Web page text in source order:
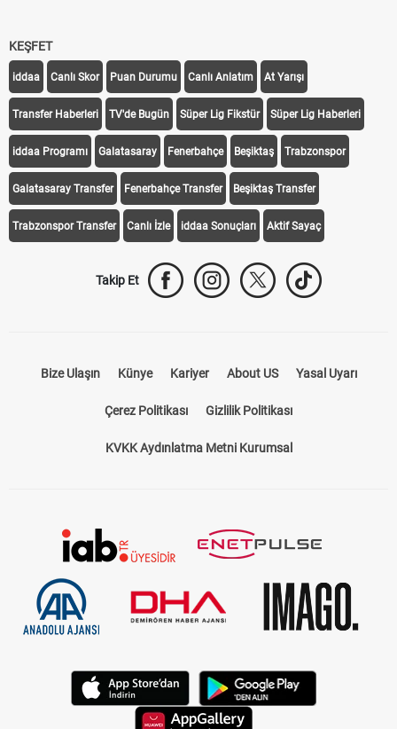
KEŞFET
iddaa Canlı Skor Puan Durumu Canlı Anlatım At Yarışı
Transfer Haberleri TV'de Bugün Süper Lig Fikstür Süper Lig Haberleri
iddaa Programı Galatasaray Fenerbahçe Beşiktaş Trabzonspor
Galatasaray Transfer Fenerbahçe Transfer Beşiktaş Transfer
Trabzonspor Transfer Canlı İzle iddaa Sonuçları Aktif Sayaç
Takip Et
Bize Ulaşın Künye Kariyer About US Yasal Uyarı
Çerez Politikası Gizlilik Politikası
KVKK Aydınlatma Metni Kurumsal